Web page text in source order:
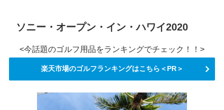
ソニー・オープン・イン・ハワイ2020
<今話題のゴルフ用品をランキングでチェック！！>
楽天市場のゴルフランキングはこちら＜PR＞